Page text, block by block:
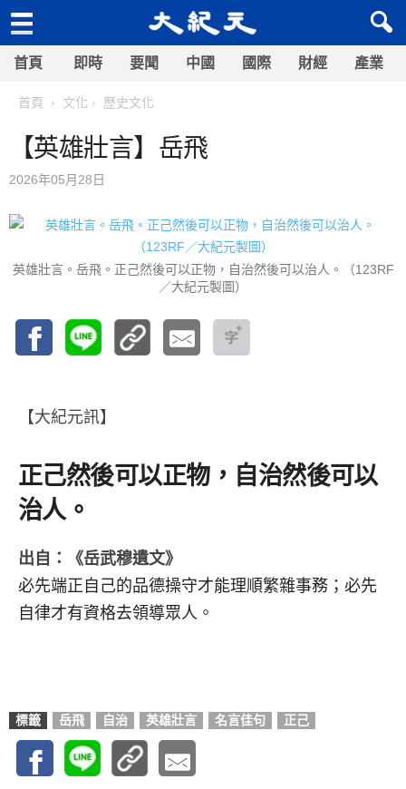
首頁 即時 要聞 中國 國際 財經 產業
首頁 文化 歷史文化
【英雄壯言】岳飛
2026年05月28日
英雄壯言。岳飛。正己然後可以正物，自治然後可以治人。（123RF
／大紀元製圖）
【大紀元訊】
正己然後可以正物，自治然後可以
治人。
出自：《岳武穆遺文》
必先端正自己的品德操守才能理順繁雜事務；必先
自律才有資格去領導眾人。
標籤 岳飛 自治 英雄壯言 名言佳句 正己